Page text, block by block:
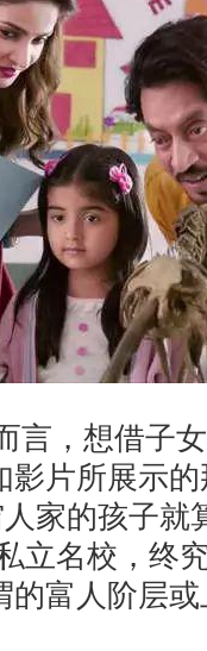
言，想借子
影片所展示
家的孩子就
立名校，终
的富人阶层